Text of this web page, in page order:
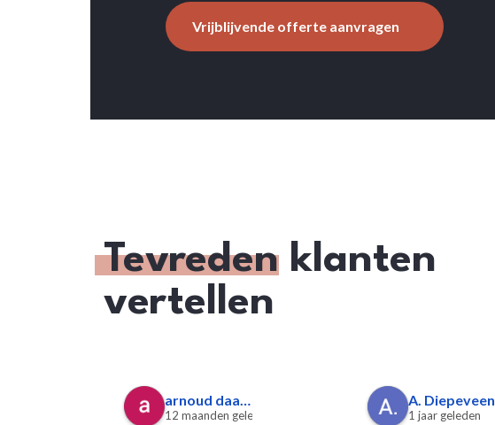
Vrijblijvende offerte aanvragen
Tevreden klanten
vertellen
12 maanden geleden
A. Diepeveen
1 jaar geleden